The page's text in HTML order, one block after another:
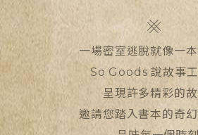
一場密室逃脫就像一
So Goods 說故事
呈現許多精彩的
邀請您踏入書本的奇